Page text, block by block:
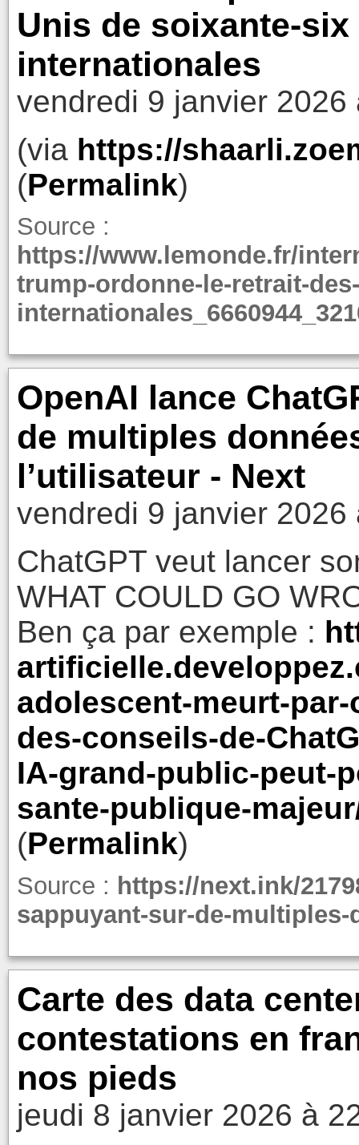
Unis de soixante-
internationales
vendredi 9 janvier 2026
(via https://
(Permalink)
Source :
https://www.lemonde.fr/
trump-ordonne-le-retrait-
OpenAI lance
de multiples
l’utilisateur - Next
vendredi 9 janvier 2026
ChatGPT veut lancer
WHAT COULD GO
Ben ça par exemple :
adolescent-meurt-
des-conseils-de-
IA-grand-public-peut-
sante-publique-
(Permalink)
Source : https://next.ink/
sappuyant-sur-de-
Carte des data
contestations en
nos pieds
jeudi 8 janvier 2026 à